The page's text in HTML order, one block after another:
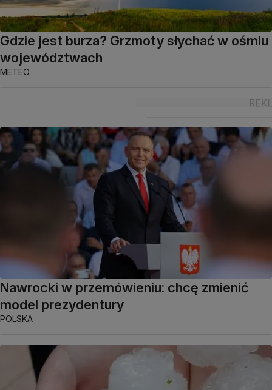
Gdzie jest burza? Grzmoty słychać w ośmiu
województwach
METEO
Nawrocki w przemówieniu: chcę zmienić
model prezydentury
POLSKA